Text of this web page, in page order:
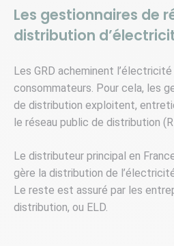
Les gestionnaires de
distribution
Les GRD acheminent l’électricité
consommateurs. Pour cela, les
de distribution exploitent,
le réseau public de distribution
Le distributeur principal en
gère la distribution de
Le reste est assuré par les
distribution, ou ELD.